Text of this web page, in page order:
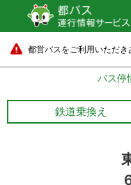
都営バスをご利用いただき
バス停
鉄道乗換え